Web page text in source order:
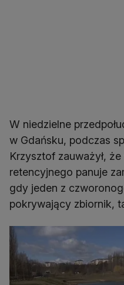
W niedzielne
w Gdańsku, podczas
Krzysztof zauważył,
retencyjnego panuje
gdy jeden z
pokrywający zbiornik,